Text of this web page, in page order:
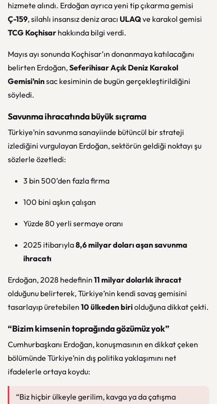
hizmete alındı. Erdoğan ayrıca yeni tip çıkarma gemisi
Ç-159, silahlı insansız deniz aracı ULAQve karakol gemisi
TCG Koçhisar hakkında bilgi verdi.
Mayıs ayı sonunda Koçhisar’ın donanmaya katılacağını
belirten Erdoğan,Seferihisar Açık Deniz Karakol
Gemisi’ninsac kesiminin de bugün gerçekleştirildiğini
söyledi.
Savunma ihracatında büyük sıçrama
Türkiye’nin savunma sanayiinde bütüncül bir strateji
izlediğini vurgulayan Erdoğan, sektörün geldiği noktayı şu
sözlerle özetledi:
3 bin 500’den fazla firma
100 bini aşkın çalışan
Yüzde 80 yerli sermaye oranı
2025 itibarıyla8,6 milyar doları aşan savunma
ihracatı
Erdoğan, 2028 hedefinin 11 milyar dolarlık ihracat
olduğunu belirterek, Türkiye’nin kendi savaş gemisini
tasarlayıp üretebilen 10 ülkeden biriolduğuna dikkat çekti.
“Bizim kimsenin toprağında gözümüz yok”
Cumhurbaşkanı Erdoğan, konuşmasının en dikkat çeken
bölümünde Türkiye’nin dış politika yaklaşımını net
ifadelerle ortaya koydu:
“Biz hiçbir ülkeyle gerilim, kavga ya da çatışma